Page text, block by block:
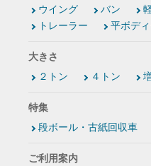
ウイング
バン
トレーラー
平ボデ
大きさ
２トン
４トン
特集
段ボール・古紙回収車
ご利用案内